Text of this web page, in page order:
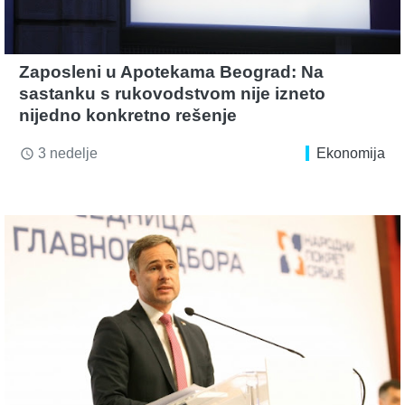
Zaposleni u Apotekama Beograd: Na
sastanku s rukovodstvom nije izneto
nijedno konkretno rešenje
access_time 3 nedelje Ekonomija